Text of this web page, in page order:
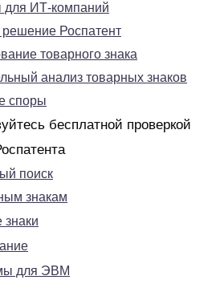
для ИТ-компаний
Роспатент
товарного знака
анализ товарных знаков
споры
бесплатной проверкой
поиск
знакам
для ЭВМ